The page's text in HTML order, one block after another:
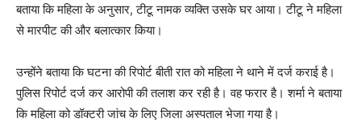
बताया कि महिला के अनुसार, टीटू नामक व्यक्ति उसके घर आया। टीटू ने महिला
से मारपीट की और बलात्कार किया।
उन्होंने बताया कि घटना की रिपोर्ट बीती रात को महिला ने थाने में दर्ज कराई है।
पुलिस रिपोर्ट दर्ज कर आरोपी की तलाश कर रही है। वह फरार है। शर्मा ने बताया
कि महिला को डॉक्टरी जांच के लिए जिला अस्पताल भेजा गया है।